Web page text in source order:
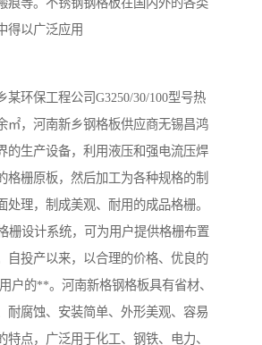
痕等。不锈钢钢格板在国内外的各类
得以广泛应用
某环保工程公司G3250/30/100型号热
㎡，河南新乡钢格板供应商无锡昌鸿
的生产设备，利用液压和强电流压焊
格栅原板，然后加工为各种规格的制
处理，制成美观、耐用的成品格栅。
栅设计系统，可为用户提供格栅布置
自投产以来，以合理的价格、优良的
户的**。河南新格钢格板具有省材、
耐腐蚀、安装简单、外形美观、容易
特点，广泛用于化工、钢铁、电力、